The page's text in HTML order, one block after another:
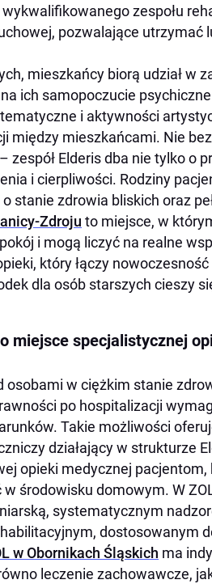
zespołu
pozwalające utrzymać
mieszkańcy biorą udział w
ich samopoczucie
i aktywności
między mieszkańcami. Nie
zespół Elderis dba nie tylko o
i cierpliwości. Rodziny
stanie zdrowia bliskich oraz
Zdroju to miejsce, w
i mogą liczyć na realne
który łączy
dla osób starszych cieszy
miejsce specjalistycznej
osobami w ciężkim stanie
po hospitalizacji
Takie możliwości
działający w strukturze
opieki medycznej
środowisku domowym. W
systematycznym
dostosowanym
w Obornikach Śląskich ma
leczenie zachowawcze,